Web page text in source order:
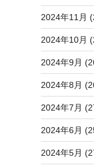
2024年11月
2024年10月
2024年9月
2024年8月
2024年7月
2024年6月
2024年5月